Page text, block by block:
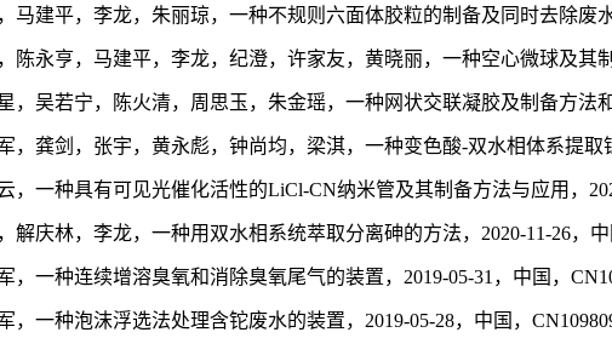
马建平，李龙，朱丽琼，一种不规则六面体胶粒的制备及同时去除废
陈永亨，马建平，李龙，纪澄，许家友，黄晓丽，一种空心微球及其
，吴若宁，陈火清，周思玉，朱金瑶，一种网状交联凝胶及制备方法
，龚剑，张宇，黄永彪，钟尚均，梁淇，一种变色酸-双水相体系提取
，一种具有可见光催化活性的LiCl-CN纳米管及其制备方法与应用，
解庆林，李龙，一种用双水相系统萃取分离砷的方法，2020-11-26，中
，一种连续增溶臭氧和消除臭氧尾气的装置，2019-05-31，中国，
，一种泡沫浮选法处理含铊废水的装置，2019-05-28，中国，